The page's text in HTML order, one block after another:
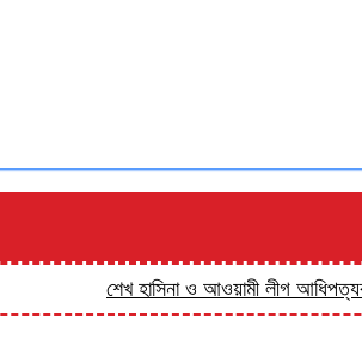
শেখ হাসিনা ও আওয়ামী লীগ আধিপত্যবাদী